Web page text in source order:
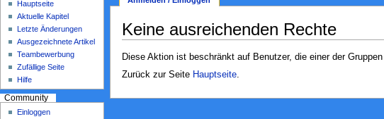
Keine ausreichenden Rechte
Diese Aktion ist beschränkt auf Benutzer, die einer der Gruppen „
Zurück zur Seite Hauptseite.
Hauptseite
Aktuelle Kapitel
Letzte Änderungen
Ausgezeichnete Artikel
Teambewerbung
Zufällige Seite
Hilfe
Community
Einloggen